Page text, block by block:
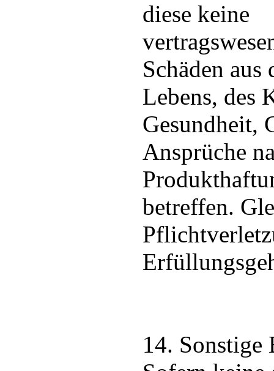
diese keine
Schäden aus
Lebens, des
Gesundheit,
Ansprüche
betreffen.
14. Sonstige